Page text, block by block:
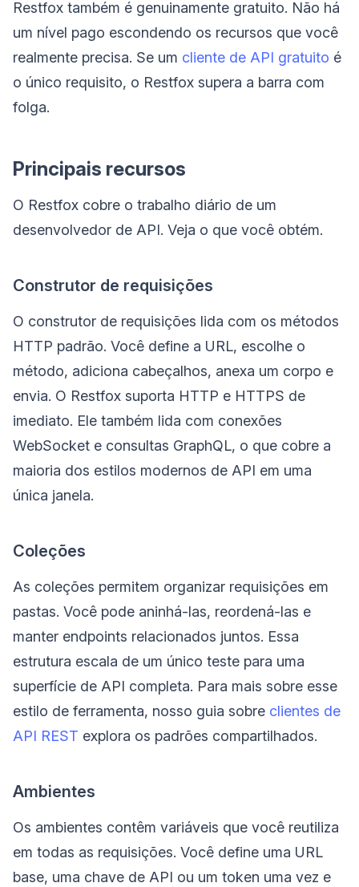
Restfox também é genuinamente gratuito. Não há
um nível pago escondendo os recursos que você
realmente precisa. Se um cliente de API gratuito é
o único requisito, o Restfox supera a barra com
folga.
Principais recursos
O Restfox cobre o trabalho diário de um
desenvolvedor de API. Veja o que você obtém.
Construtor de requisições
O construtor de requisições lida com os métodos
HTTP padrão. Você define a URL, escolhe o
método, adiciona cabeçalhos, anexa um corpo e
envia. O Restfox suporta HTTP e HTTPS de
imediato. Ele também lida com conexões
WebSocket e consultas GraphQL, o que cobre a
maioria dos estilos modernos de API em uma
única janela.
Coleções
As coleções permitem organizar requisições em
pastas. Você pode aninhá-las, reordená-las e
manter endpoints relacionados juntos. Essa
estrutura escala de um único teste para uma
superfície de API completa. Para mais sobre esse
estilo de ferramenta, nosso guia sobre clientes de
API REST explora os padrões compartilhados.
Ambientes
Os ambientes contêm variáveis que você reutiliza
em todas as requisições. Você define uma URL
base, uma chave de API ou um token uma vez e